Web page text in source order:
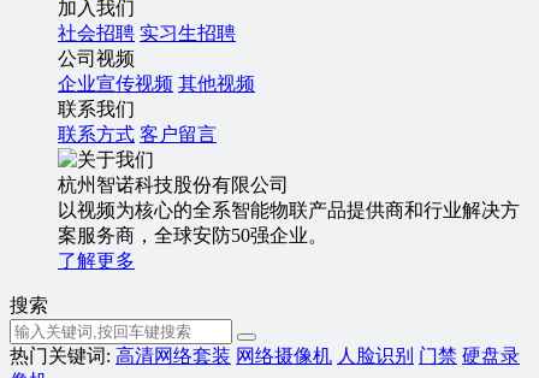
加入我们
社会招聘 实习生招聘
公司视频
企业宣传视频 其他视频
联系我们
联系方式 客户留言
杭州智诺科技股份有限公司
以视频为核心的全系智能物联产品提供商和行业解决方
案服务商，全球安防50强企业。
了解更多
搜索
热门关键词: 高清网络套装 网络摄像机 人脸识别 门禁 硬盘录